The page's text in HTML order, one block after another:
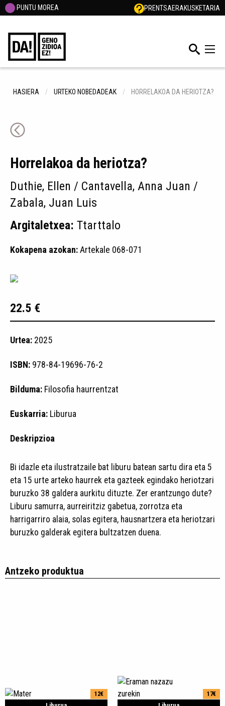
PUNTU MOREA PRENTSAERAKUSKETARIA
HASIERA URTEKO NOBEDADEAK HORRELAKOA DA HERIOTZA?
Horrelakoa da heriotza?
Duthie, Ellen / Cantavella, Anna Juan /
Zabala, Juan Luis
Argitaletxea: Ttarttalo
Kokapena azokan:Artekale 068-071
22.5 €
Urtea: 2025
ISBN: 978-84-19696-76-2
Bilduma: Filosofia haurrentzat
Euskarria: Liburua
Deskripzioa
Bi idazle eta ilustratzaile bat liburu batean sartu dira eta 5
eta 15 urte arteko haurrek eta gazteek egindako heriotzari
buruzko 38 galdera aurkitu dituzte. Zer erantzungo dute?
Liburu samurra, aurreiritziz gabetua, zorrotza eta
harrigarriro alaia, solas egitera, hausnartzera eta heriotzari
buruzko galderak egitera bultzatzen duena.
Antzeko produktua
12€ 17€